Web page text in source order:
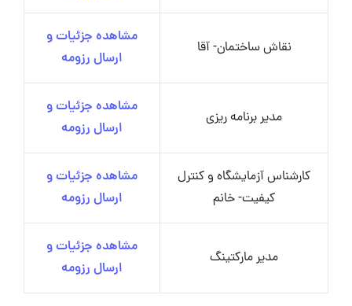
نقاش ساختمان- آقا
مشاهده جزئیات و
ارسال رزومه
مدیر برنامه ریزی
مشاهده جزئیات و
ارسال رزومه
کارشناس آزمایشگاه و کنترل
کیفیت- خانم
مشاهده جزئیات و
ارسال رزومه
مدیر مارکتینگ
مشاهده جزئیات و
ارسال رزومه